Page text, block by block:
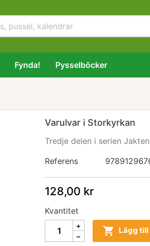
Fynda! Pysselböcker
Varulvar i Storkyrkan
Tredje delen i serien
Referens
128,00 kr
Kvantitet
 Lägg